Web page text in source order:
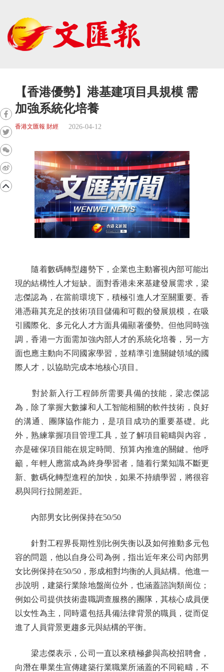
【香港優勢】港基建項目具規模 需
加強系統化培養
香港文匯報 財經 2026-04-12
隨着數碼轉型趨勢下，企業也主動審視內部可能出
現的結構性人才短缺。面對香港未來基建發展需求，梁
志傑認為，在當前環境下，積極引進人才至關重要。香
港憑藉其充足的技術項目儲備和可觀的發展規模，在吸
引國際化、多元化人才方面具備顯著優勢。但他同時強
調，香港一方面需加強內部人才的系統化培養，另一方
面也應主動向不同國家學習，並精準引進關鍵領域的國
際人才，以協助完成本地核心項目。
對於新入行工程師所需要具備的技能，梁志傑認
為，除了掌握大數據和人工智能相關的軟件技術，良好
的溝通、團隊協作能力，是項目成功的重要基礎。此
外，熟練掌握項目管理工具，並了解項目範疇與內容，
亦是確保項目能在規定時間、預算內推進的關鍵。他呼
籲，年輕人應當成為終身學習者，隨着行業知識不斷更
新、數碼化轉型進程的加快，如果不持續學習，將很容
易與同行拉開差距。
內部男女比例保持在50/50
針對工程界長期性別比例失衡以及如何推動多元包
容的問題，他以自身公司為例，指出近年來公司內部男
女比例保持在50/50，形成相對均衡的人員結構。他進一
步說明，建築行業除地盤崗位外，也涵蓋諮詢類崗位；
例如公司提供技術盡職調查服務的團隊，其核心成員便
以女性為主，同時還包括具備法律背景的職員，從而促
進了人員背景更趨多元與結構的平衡。
梁志傑表示，公司一直以來積極參與高校招聘會，
向潛在畢業生宣傳建築行業職業所涵蓋的不同範疇，不